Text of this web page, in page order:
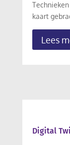
kaart
Lees
Digital